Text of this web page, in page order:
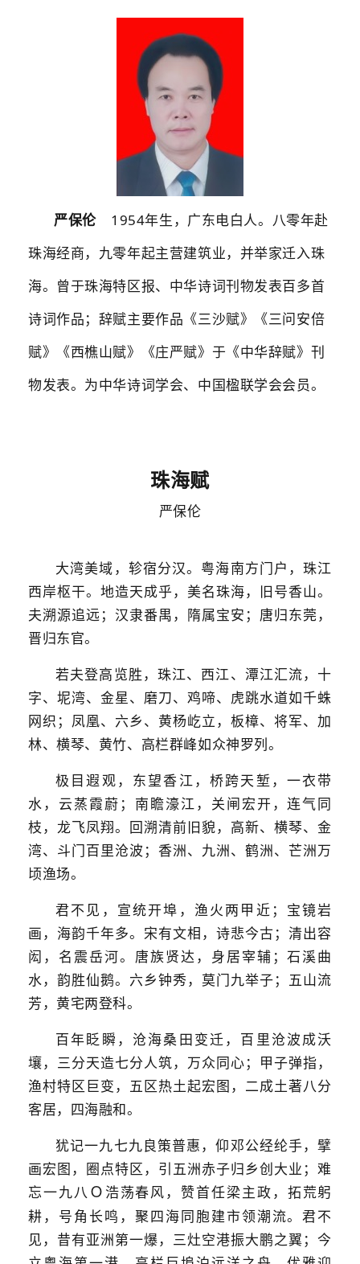
严保伦 1954年生，广东电白人。八零年赴
珠海经商，九零年起主营建筑业，并举家迁入珠
海。曾于珠海特区报、中华诗词刊物发表百多首
诗词作品；辞赋主要作品《三沙赋》《三问安倍
赋》《西樵山赋》《庄严赋》于《中华辞赋》刊
物发表。为中华诗词学会、中国楹联学会会员。
珠海赋
严保伦
大湾美域，轸宿分汉。粤海南方门户，珠江
西岸枢干。地造天成乎，美名珠海，旧号香山。
夫溯源追远；汉隶番禺，隋属宝安；唐归东莞，
晋归东官。
若夫登高览胜，珠江、西江、潭江汇流，十
字、坭湾、金星、磨刀、鸡啼、虎跳水道如千蛛
网织；凤凰、六乡、黄杨屹立，板樟、将军、加
林、横琴、黄竹、高栏群峰如众神罗列。
极目遐观，东望香江，桥跨天堑，一衣带
水，云蒸霞蔚；南瞻濠江，关闸宏开，连气同
枝，龙飞凤翔。回溯清前旧貌，高新、横琴、金
湾、斗门百里沧波；香洲、九洲、鹤洲、芒洲万
顷渔场。
君不见，宣统开埠，渔火两甲近；宝镜岩
画，海韵千年多。宋有文相，诗悲今古；清出容
闳，名震岳河。唐族贤达，身居宰辅；石溪曲
水，韵胜仙鹅。六乡钟秀，莫门九举子；五山流
芳，黄宅两登科。
百年眨瞬，沧海桑田变迁，百里沧波成沃
壤，三分天造七分人筑，万众同心；甲子弹指，
渔村特区巨变，五区热土起宏图，二成土著八分
客居，四海融和。
犹记一九七九良策普惠，仰邓公经纶手，擘
画宏图，圈点特区，引五洲赤子归乡创大业；难
忘一九八 Ｏ 浩荡春风，赞首任梁主政，拓荒躬
耕，号角长鸣，聚四海同胞建市领潮流。君不
见，昔有亚洲第一爆，三灶空港振大鹏之翼；今